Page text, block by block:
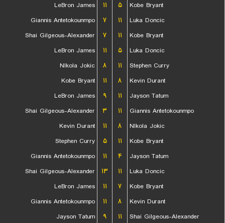
LeBron James
۱۱ ۵
Kobe Bryant
Giannis Antetokounmpo
۷ ۱۱
Luka Doncic
Shai Gilgeous-Alexander
۷ ۱۱
Kobe Bryant
LeBron James
۱۱ ۵
Luka Doncic
NIkola Jokic
۸ ۱۱
Stephen Curry
Kobe Bryant
۱۱ ۸
Kevin Durant
LeBron James
۹ ۱۱
Jayson Tatum
Shai Gilgeous-Alexander
۳ ۱۱
Giannis Antetokounmpo
Kevin Durant
۱۱ ۸
NIkola Jokic
Stephen Curry
۵ ۱۱
Kobe Bryant
Giannis Antetokounmpo
۱۱ ۴
Jayson Tatum
Shai Gilgeous-Alexander
۱۳ ۱۱
Luka Doncic
LeBron James
۱۱ ۷
Kobe Bryant
Giannis Antetokounmpo
۱۱ ۸
Kevin Durant
Jayson Tatum
۹ ۱۱
Shai Gilgeous-Alexander